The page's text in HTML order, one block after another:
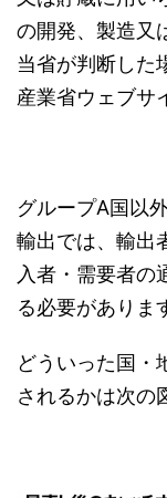
の開発、製造又
当省が判断した
産業省ウェブサ
グループA国以
輸出では、輸出
入者・需要者の
る必要がありま
どういった国・
されるかは次の